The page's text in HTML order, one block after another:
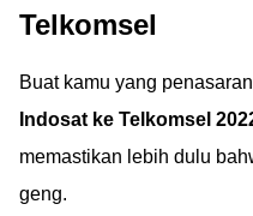
Telkomsel
Buat kamu yang
Indosat ke Telkomsel
memastikan lebih dulu
geng.